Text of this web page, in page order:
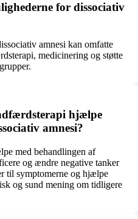
for dissociativ
amnesi kan omfatte
medicinering og støtte
hjælpe
amnesi?
med behandlingen af
og ændre negative tanker
til symptomerne og hjælpe
og sund mening om tidligere